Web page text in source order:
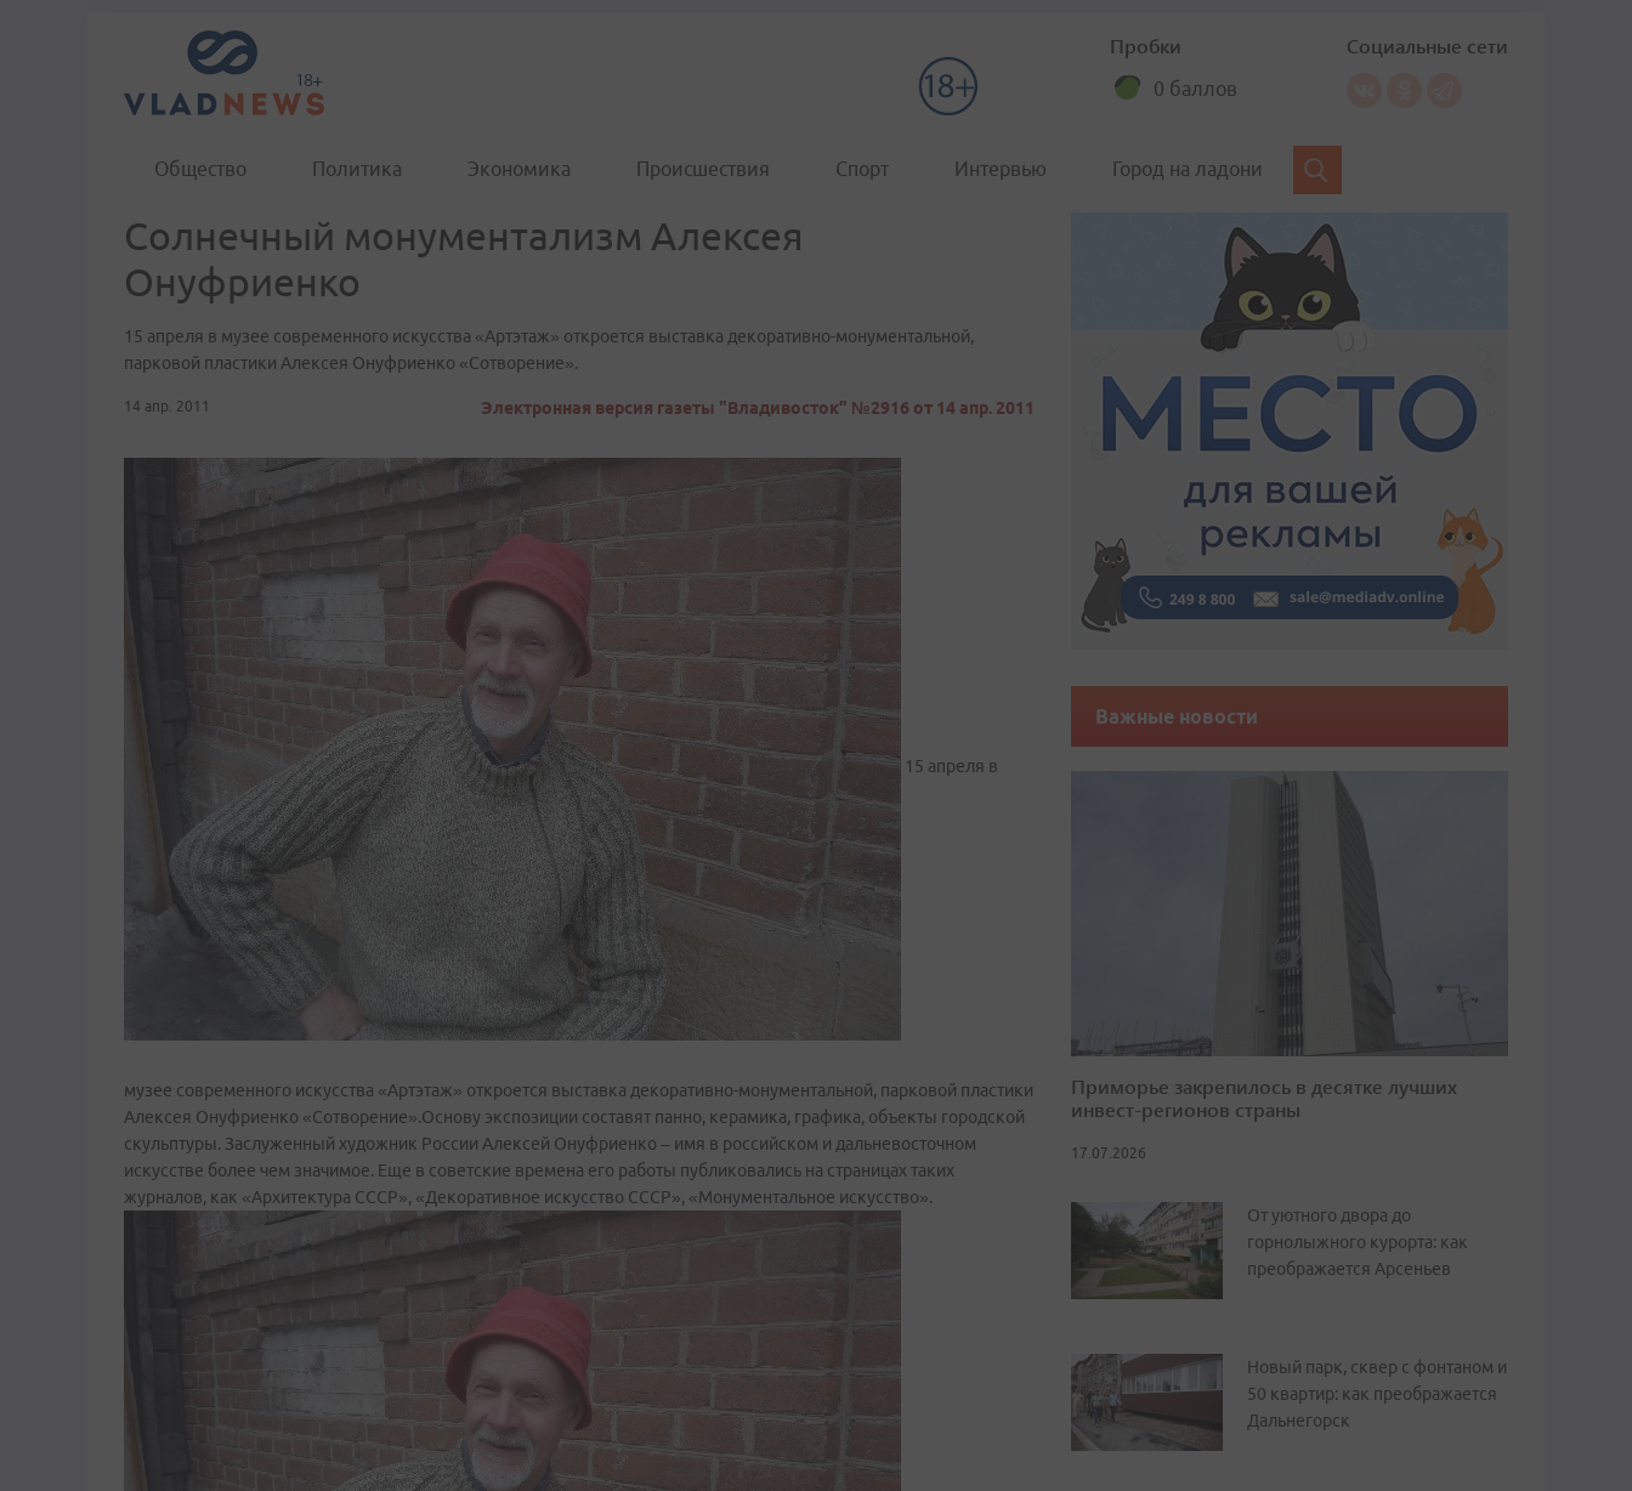
Пробки
0 баллов
Социальные сети
Общество Политика Экономика Происшествия Спорт Интервью Город на ладони
Солнечный монументализм Алексея
Онуфриенко
15 апреля в музее современного искусства «Артэтаж» откроется выставка декоративно-монументальной,
парковой пластики Алексея Онуфриенко «Сотворение».
14 апр. 2011 Электронная версия газеты "Владивосток" №2916 от 14 апр. 2011
15 апреля в
музее современного искусства «Артэтаж» откроется выставка декоративно-монументальной, парковой пластики
Алексея Онуфриенко «Сотворение».Основу экспозиции составят панно, керамика, графика, объекты городской
скульптуры. Заслуженный художник России Алексей Онуфриенко – имя в российском и дальневосточном
искусстве более чем значимое. Еще в советские времена его работы публиковались на страницах таких
журналов, как «Архитектура СССР», «Декоративное искусство СССР», «Монументальное искусство».
Важные новости
Приморье закрепилось в десятке лучших
инвест-регионов страны
17.07.2026
От уютного двора до
горнолыжного курорта: как
преображается Арсеньев
Новый парк, сквер с фонтаном и
50 квартир: как преображается
Дальнегорск